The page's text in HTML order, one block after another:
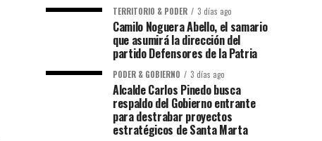
TERRITORIO & PODER 3 días ago
Camilo Noguera Abello, el samario
que asumirá la dirección del
partido Defensores de la Patria
PODER & GOBIERNO 3 días ago
Alcalde Carlos Pinedo busca
respaldo del Gobierno entrante
para destrabar proyectos
estratégicos de Santa Marta